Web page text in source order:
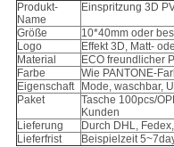
Produkt-
Name
Einspritzung 3D
Größe
10*40mm oder
Logo
Effekt 3D, Matt-
Material
ECO freundlicher
Farbe
Wie PANTONE-
Eigenschaft
Mode, waschbar,
Paket
Tasche 100pcs/
Kunden
Lieferung
Durch DHL,
Lieferfrist
Beispielzeit